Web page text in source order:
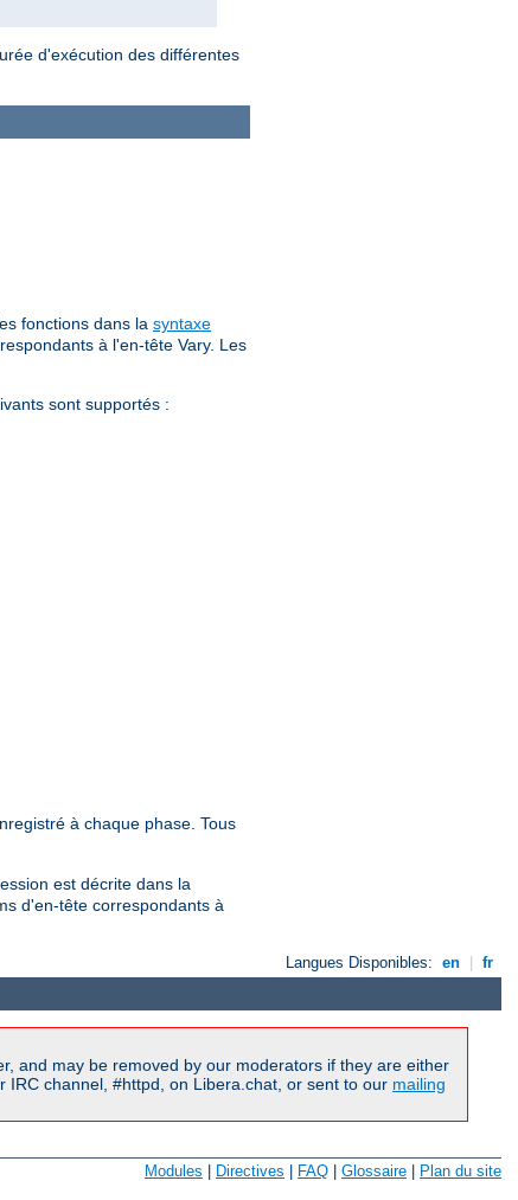
d'exécution des différentes
fonctions dans la syntaxe
à l'en-tête Vary. Les
sont supportés :
à chaque phase. Tous
est décrite dans la
d'en-tête correspondants à
Langues Disponibles: en fr
and may be removed by our moderators if they are either
channel, #httpd, on Libera.chat, or sent to our mailing
Modules Directives FAQ Glossaire Plan du site